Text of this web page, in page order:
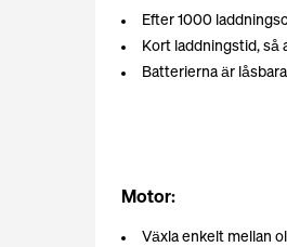
Efter 1000
Kort laddningstid, så
Batterierna är
Motor:
Växla enkelt mellan